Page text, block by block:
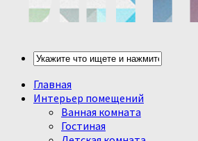
Главная
Интерьер помещений
Ванная комната
Гостиная